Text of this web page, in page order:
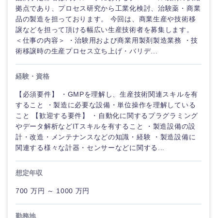
拠点であり、プロセス研究から工業化検討、治験薬・商業
品の製造を担っております。 今回は、商業生産や技術移
譲などを担って頂ける幅広い生産技術者を募集します。
＜仕事の内容＞ ・治験用および商業用製剤製造業務 ・技
術移譲時の生産プロセス立ち上げ・バリデ...
経験・資格
【必須要件】 ・GMPを理解し、生産技術関連スキルを有
すること ・製造に必要な設備・単位操作を理解している
こと 【歓迎する要件】 ・自動化に関するプラグラミング
やデータ解析などITスキルを有すること ・製造設備の設
計・改造・メンテナンスなどの知識・経験 ・製造設備に
関連する様々な計器・センサーなどに関する...
想定年収
700 万円 ～ 1000 万円
勤務地